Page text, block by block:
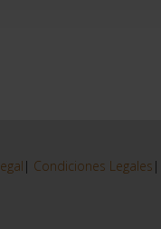
| Condiciones Legales |